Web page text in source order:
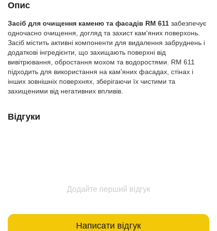
Опис
Засіб для очищення каменю та фасадів RM 611 забезпечує
одночасно очищення, догляд та захист кам'яних поверхонь.
Засіб містить активні компоненти для видалення забруднень і
додаткові інгредієнти, що захищають поверхні від
вивітрювання, обростання мохом та водоростями. RM 611
підходить для використання на кам'яних фасадах, стінах і
інших зовнішніх поверхнях, зберігаючи їх чистими та
захищеними від негативних впливів.
Відгуки
Додайте перший відгук
Написати відгук